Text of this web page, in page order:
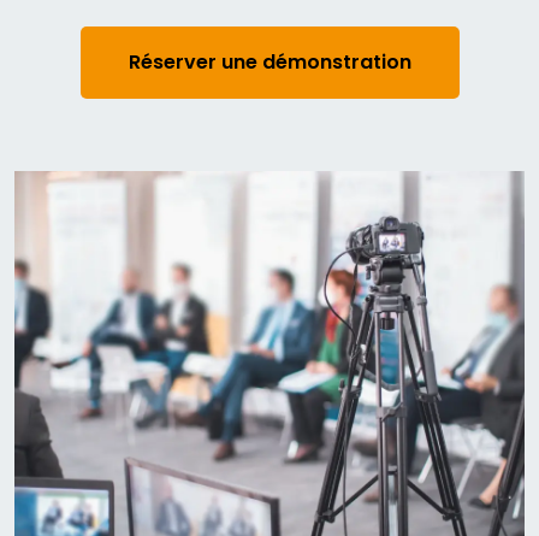
Réserver une démonstration